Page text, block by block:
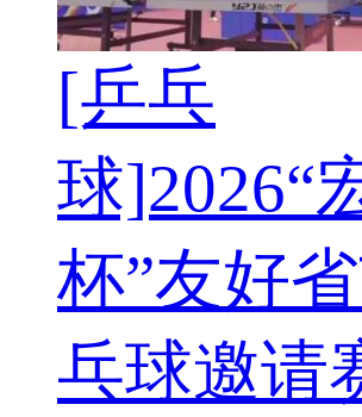
[乒乓
球]2026“
杯”友好
乓球邀请